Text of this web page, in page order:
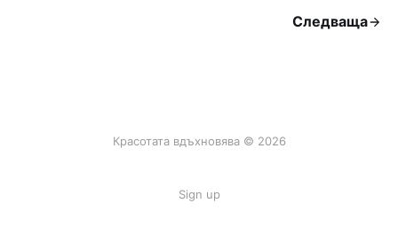
Следваща
Красотата вдъхновява © 2026
Sign up